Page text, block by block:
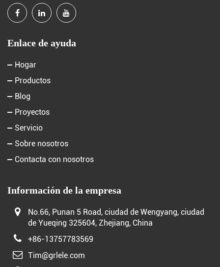
Enlace de ayuda
Hogar
Productos
Blog
Proyectos
Servicio
Sobre nosotros
Contacta con nosotros
Información de la empresa
No.66, Punan 5 Road, ciudad de Wengyang, ciudad
de Yueqing 325604, Zhejiang, China
+86-13757783569
Tim@grlele.com